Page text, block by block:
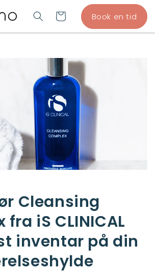
Indkøbskurv Book en tid
Cleansing
iS CLINICAL
inventar på din